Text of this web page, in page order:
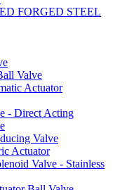
FORGED STEEL
Valve
Actuator
- Direct Acting
Valve
Actuator
Valve - Stainless